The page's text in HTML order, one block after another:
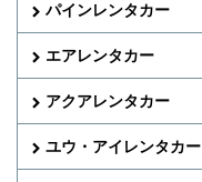
パインレンタカー
エアレンタカー
アクアレンタカー
ユウ・アイレンタカー